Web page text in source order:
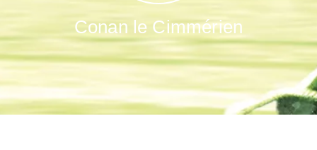
Conan le Cimmérien